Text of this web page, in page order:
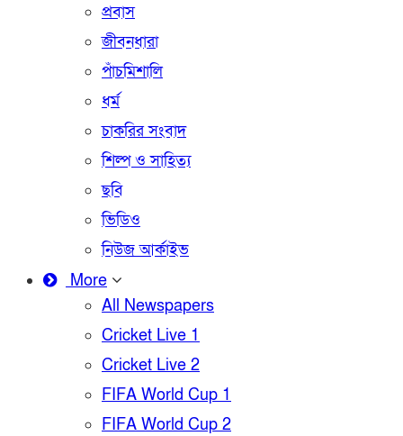
প্রবাস
জীবনধারা
পাঁচমিশালি
ধর্ম
চাকরির সংবাদ
শিল্প ও সাহিত্য
ছবি
ভিডিও
নিউজ আর্কাইভ
More
All Newspapers
Cricket Live 1
Cricket Live 2
FIFA World Cup 1
FIFA World Cup 2